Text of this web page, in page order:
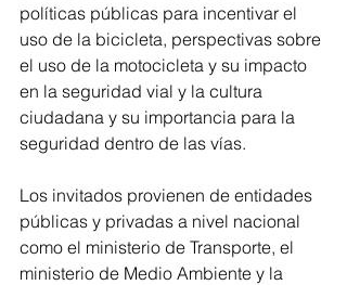
políticas públicas para incentivar el
uso de la bicicleta, perspectivas sobre
el uso de la motocicleta y su impacto
en la seguridad vial y la cultura
ciudadana y su importancia para la
seguridad dentro de las vías.
Los invitados provienen de entidades
públicas y privadas a nivel nacional
como el ministerio de Transporte, el
ministerio de Medio Ambiente y la